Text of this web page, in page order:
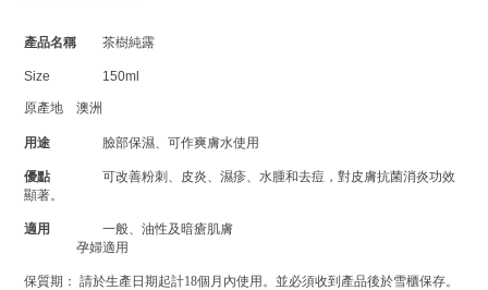
產品名稱 茶樹純露
Size 150ml
原產地 澳洲
用途 臉部保濕、可作爽膚水使用
優點
可改善粉刺、皮炎、濕疹、水腫和去痘，對皮膚抗菌消炎功效
顯著。
適用
一般、油性及暗瘡肌膚
孕婦適用
保質期： 請於生產日期起計18個月內使用。並必須收到產品後於雪櫃保存。